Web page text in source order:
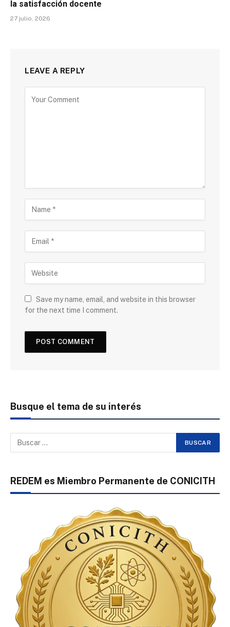
la satisfacción docente
27 julio, 2026
LEAVE A REPLY
Save my name, email, and website in this browser
for the next time I comment.
Busque el tema de su interés
REDEM es Miembro Permanente de CONICITH